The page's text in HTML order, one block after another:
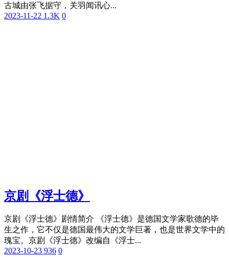
古城由张飞据守，关羽闻讯心...
2023-11-22 1.3K 0
京剧《浮士德》
京剧《浮士德》剧情简介 《浮士德》是德国文学家歌德的毕
生之作，它不仅是德国最伟大的文学巨著，也是世界文学中的
瑰宝。京剧《浮士德》改编自《浮士...
2023-10-23 936 0